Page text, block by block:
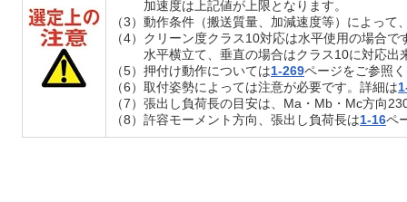
加速度は上記値が上限となります。
（3）動作条件（搬送質量、加減速度等）によっ
（4）クリーン度クラス10対応は水平使用の場合で
水平横立て、垂直の場合はクラス10に対応
（5）押付け動作については1-269ページをご参照
（6）取付姿勢によっては注意が必要です。詳細は
（7）張出し負荷長の目安は、Ma・Mb・Mc方向
（8）許容モーメント方向、張出し負荷長は1-16ペ